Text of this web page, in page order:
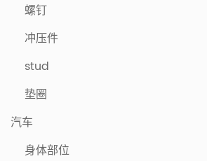
螺钉
冲压件
stud
垫圈
汽车
身体部位